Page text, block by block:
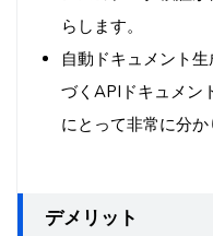
らします。
自動ドキュメント
づくAPIドキュメン
にとって非常に分か
デメリット